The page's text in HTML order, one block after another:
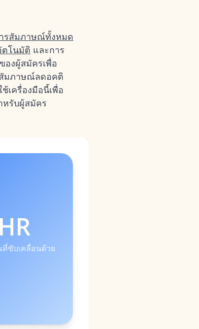
รสัมภาษณ์ทั้งหมด
ตโนมัติ และการ
องผู้สมัครเพื่อ
สัมภาษณ์ลดอคติ
เครื่องมือนี้เพื่อ
หรับผู้สมัคร
ขับเคลื่อนด้วย